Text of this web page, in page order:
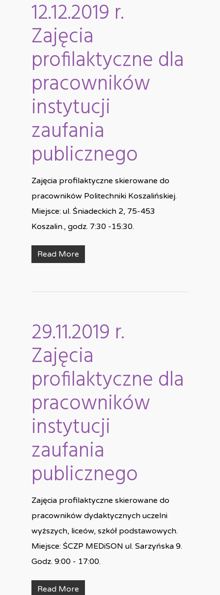
12.12.2019 r.
Zajęcia
profilaktyczne dla
pracowników
instytucji
zaufania
publicznego
Zajęcia profilaktyczne skierowane do
pracowników Politechniki Koszalińskiej.
Miejsce: ul. Śniadeckich 2, 75-453
Koszalin., godz. 7:30 -15:30.
Read More
29.11.2019 r.
Zajęcia
profilaktyczne dla
pracowników
instytucji
zaufania
publicznego
Zajęcia profilaktyczne skierowane do
pracowników dydaktycznych uczelni
wyższych, liceów, szkół podstawowych.
Miejsce: ŚCZP MEDiSON ul. Sarzyńska 9.
Godz. 9:00 - 17:00.
Read More